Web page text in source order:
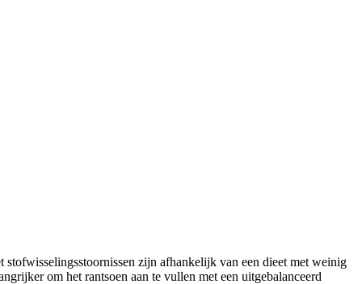
zijn afhankelijk van een dieet met weinig
om het rantsoen aan te vullen met een uitgebalanceerd